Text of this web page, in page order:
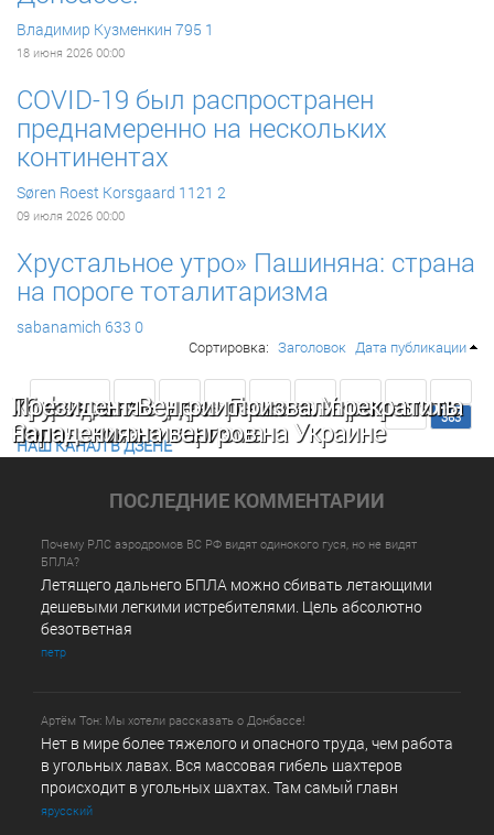
Хрустальное утро» Пашиняна: страна на
пороге тоталитаризма
16 февраля – день раскола Украины от
Зеленского
Президент Венгрии призвал прекратить
нападения на венгров на Украине
Владимир Кузменкин 795 1
18 июня 2026 00:00
COVID-19 был распространен
преднамеренно на нескольких
континентах
Søren Roest Korsgaard 1121 2
09 июля 2026 00:00
Хрустальное утро» Пашиняна: страна
на пороге тоталитаризма
sabanamich 633 0
Сортировка: Заголовок Дата публикации
362
363
НАШ КАНАЛ В ДЗЕНЕ
ПОСЛЕДНИE КОММЕНТАРИИ
Почему РЛС аэродромов ВС РФ видят одинокого гуся, но не видят
БПЛА?
Летящего дальнего БПЛА можно сбивать летающими
дешевыми легкими истребителями. Цель абсолютно
безответная
петр
Артём Тон: Мы хотели рассказать о Донбассе!
Нет в мире более тяжелого и опасного труда, чем работа
в угольных лавах. Вся массовая гибель шахтеров
происходит в угольных шахтах. Там самый главн
ярусский